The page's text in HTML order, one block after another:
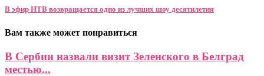
В эфир НТВ возвращается одно из лучших шоу десятилетия
Вам также может понравиться
В Сербии назвали визит Зеленского в Белград
местью...